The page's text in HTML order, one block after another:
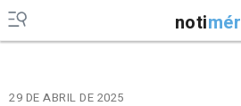
noti
29 DE ABRIL DE 2025